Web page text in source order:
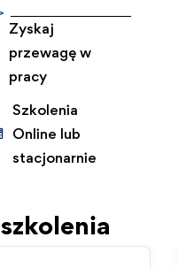
Zyskaj
przewagę w
pracy
Szkolenia
Online lub
stacjonarnie
szkolenia